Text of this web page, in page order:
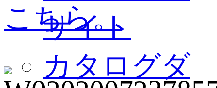
サイト
カタログダ
こちら。